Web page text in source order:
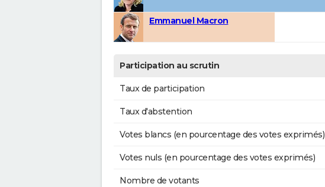
Emmanuel Macron
Participation au scrutin
Taux de participation
Taux d'abstention
Votes blancs (en pourcentage des votes exprimés)
Votes nuls (en pourcentage des votes exprimés)
Nombre de votants